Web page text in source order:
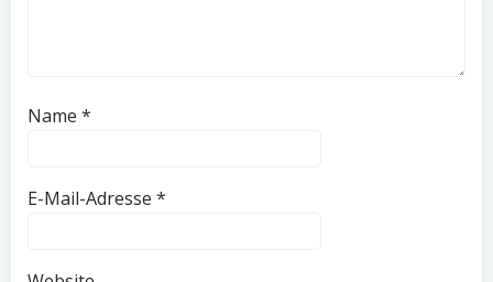
Name *
E-Mail-Adresse *